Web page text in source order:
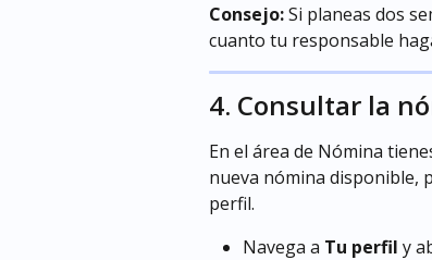
Consejo: Si planeas dos
cuanto tu responsable
4. Consultar la
En el área de Nómina
nueva nómina disponible,
perfil.
Navega a Tu perfil y